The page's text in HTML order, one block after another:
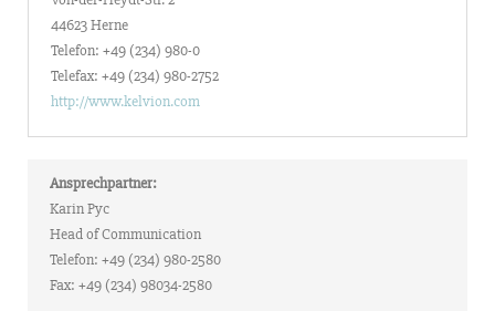
44623 Herne
Telefon: +49 (234) 980-0
Telefax: +49 (234) 980-2752
http://www.kelvion.com
Ansprechpartner:
Karin Pyc
Head of Communication
Telefon: +49 (234) 980-2580
Fax: +49 (234) 98034-2580